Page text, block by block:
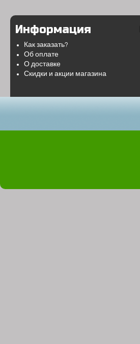
Информация
Как заказать?
Об оплате
О доставке
Скидки и акции магазина